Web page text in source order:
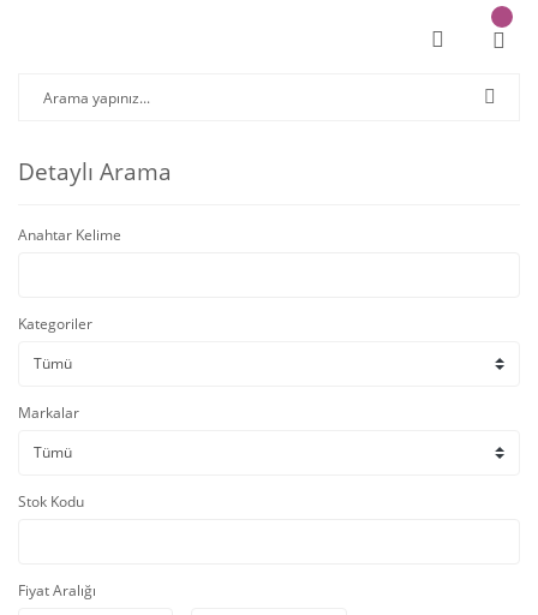
Detaylı Arama
Anahtar Kelime
Kategoriler
Markalar
Stok Kodu
Fiyat Aralığı